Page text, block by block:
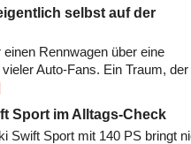
selbst auf der
Rennwagen über eine
Auto-Fans. Ein Traum,
Sport im Alltags-Check
Swift Sport mit 140 PS bringt